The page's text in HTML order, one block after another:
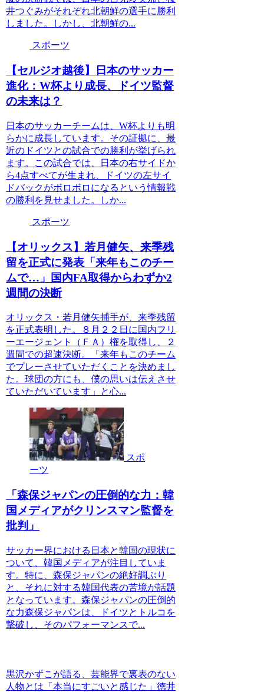
井つぐみがそれぞれ北朝鮮の選手に勝利
しました。しかし、北朝鮮の...
スポーツ
【セルジオ越後】日本のサッカー
進化：W杯より成長、ドイツ監督
の未来は？
日本のサッカーチームは、W杯よりも明
らかに成長しています。その証拠に、最
近のドイツとの試合での勝利が挙げられ
ます。この試合では、日本の右サイドか
ら4点すべてが生まれ、ドイツの左サイ
ドバックがボロボロになるという情報戦
の勝利を見せました。しか...
スポーツ
【オリックス】若月健矢、来季残
留を正式に発表「来年もこのチー
ムで…」国内FA取得からわずか2
週間の決断
オリックス・若月健矢捕手が、来季残留
を正式表明した。８月２２日に国内フリ
ーエージェント（ＦＡ）権を取得し、２
週間での超速決断。「来年もこのチーム
でプレーさせていただくことを決めまし
た。球団の方にも、僕の思いは伝えさせ
ていただいています」と心...
スポ
ーツ
「森保ジャパンの圧倒的な力：韓
国メディアがクリンスマン監督を
批判」
サッカー界における日本と韓国の現状に
ついて、韓国メディアが注目していま
す。特に、森保ジャパンの絶好調ぶり
と、それに対する韓国代表の苦境が話題
となっています。森保ジャパンの圧倒的
な力森保ジャパンは、ドイツとトルコを
撃破し、そのパフォーマンスで...
黒沢かずこが語る、芸能界で裏表のない
人物とは「本当にすごいと感じた」徳井